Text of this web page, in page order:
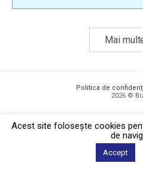
Mai
Politica de
2026 ©
Acest site foloseşte cookies
de
Accept